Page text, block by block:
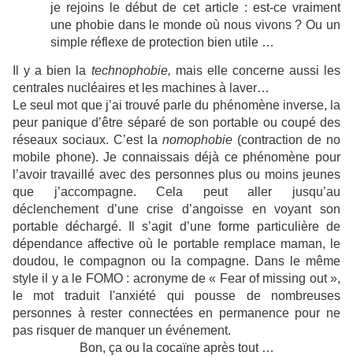
je rejoins le début de cet article : est-ce vraiment
une phobie dans le monde où nous vivons ? Ou un
simple réflexe de protection bien utile …
Il y a bien la technophobie, mais elle concerne aussi les
centrales nucléaires et les machines à laver…
Le seul mot que j’ai trouvé parle du phénomène inverse, la
peur panique d’être séparé de son portable ou coupé des
réseaux sociaux. C’est la nomophobie (contraction de no
mobile phone). Je connaissais déjà ce phénomène pour
l’avoir travaillé avec des personnes plus ou moins jeunes
que j’accompagne. Cela peut aller jusqu’au
déclenchement d’une crise d’angoisse en voyant son
portable déchargé. Il s’agit d’une forme particulière de
dépendance affective où le portable remplace maman, le
doudou, le compagnon ou la compagne. Dans le même
style il y a le FOMO : acronyme de « Fear of missing out »,
le mot traduit l'anxiété qui pousse de nombreuses
personnes à rester connectées en permanence pour ne
pas risquer de manquer un événement.
Bon, ça ou la cocaïne après tout …